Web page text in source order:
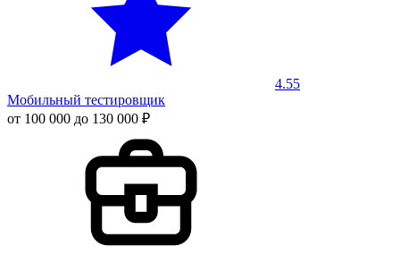
4.55
Мобильный тестировщик
от 100 000 до 130 000 ₽